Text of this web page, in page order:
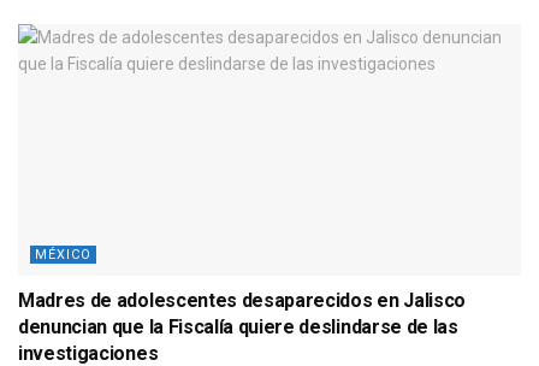
MÉXICO
Madres de adolescentes desaparecidos en Jalisco
denuncian que la Fiscalía quiere deslindarse de las
investigaciones